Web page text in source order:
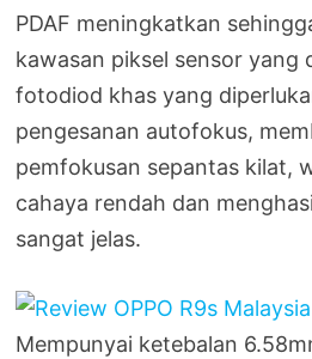
PDAF meningkatkan
kawasan piksel sensor yang
fotodiod khas yang
pengesanan autofokus,
pemfokusan sepantas kilat,
cahaya rendah dan
sangat jelas.
Mempunyai ketebalan